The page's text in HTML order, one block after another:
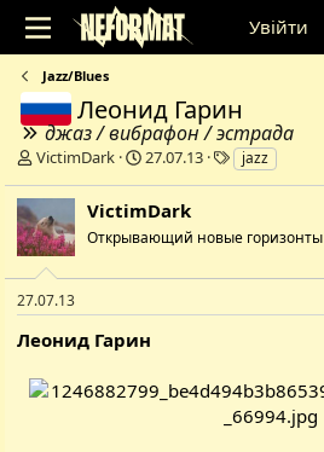
Увійти
Jazz/Blues
Леонид Гарин
джаз / вибрафон / эстрада
А
т
о
р
е
м
VictimDark
Д
а
с
в
е
н
27.07.13
Т
е
jazz
VictimDark
Открывающий новые горизонты
27.07.13
Леонид Гарин